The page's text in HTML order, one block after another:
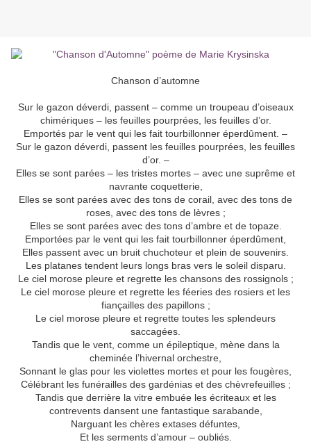
Chanson d’automne
Sur le gazon déverdi, passent – comme un troupeau d’oiseaux
chimériques – les feuilles pourprées, les feuilles d’or.
Emportés par le vent qui les fait tourbillonner éperdûment. –
Sur le gazon déverdi, passent les feuilles pourprées, les feuilles
d’or. –
Elles se sont parées – les tristes mortes – avec une suprême et
navrante coquetterie,
Elles se sont parées avec des tons de corail, avec des tons de
roses, avec des tons de lèvres ;
Elles se sont parées avec des tons d’ambre et de topaze.
Emportées par le vent qui les fait tourbillonner éperdûment,
Elles passent avec un bruit chuchoteur et plein de souvenirs.
Les platanes tendent leurs longs bras vers le soleil disparu.
Le ciel morose pleure et regrette les chansons des rossignols ;
Le ciel morose pleure et regrette les féeries des rosiers et les
fiançailles des papillons ;
Le ciel morose pleure et regrette toutes les splendeurs
saccagées.
Tandis que le vent, comme un épileptique, mène dans la
cheminée l’hivernal orchestre,
Sonnant le glas pour les violettes mortes et pour les fougères,
Célébrant les funérailles des gardénias et des chèvrefeuilles ;
Tandis que derrière la vitre embuée les écriteaux et les
contrevents dansent une fantastique sarabande,
Narguant les chères extases défuntes,
Et les serments d’amour – oubliés.